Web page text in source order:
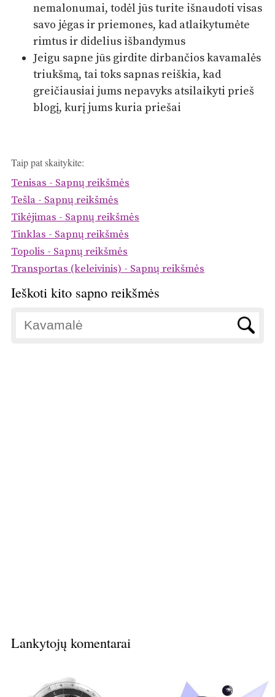
nemalonumai, todėl jūs turite išnaudoti visas
savo jėgas ir priemones, kad atlaikytumėte
rimtus ir didelius išbandymus
Jeigu sapne jūs girdite dirbančios kavamalės
triukšmą, tai toks sapnas reiškia, kad
greičiausiai jums nepavyks atsilaikyti prieš
blogį, kurį jums kuria priešai
Taip pat skaitykite:
Tenisas - Sapnų reikšmės
Tešla - Sapnų reikšmės
Tikėjimas - Sapnų reikšmės
Tinklas - Sapnų reikšmės
Topolis - Sapnų reikšmės
Transportas (keleivinis) - Sapnų reikšmės
Ieškoti kito sapno reikšmės
Lankytojų komentarai